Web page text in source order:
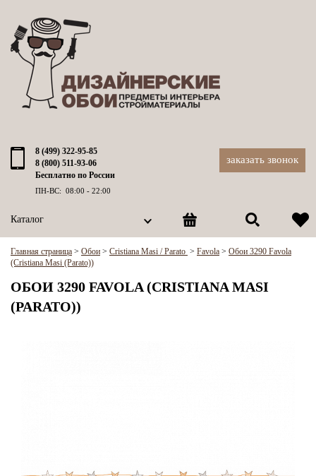
8 (499) 322-95-85
8 (800) 511-93-06
Бесплатно по России
ПН-ВС: 08:00 - 22:00
заказать звонок
Каталог
Главная страница > Обои > Cristiana Masi / Parato > Favola > Обои 3290 Favola
(Cristiana Masi (Parato))
ОБОИ 3290 FAVOLA (CRISTIANA MASI
(PARATO))